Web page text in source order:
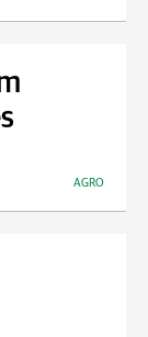
AGRO